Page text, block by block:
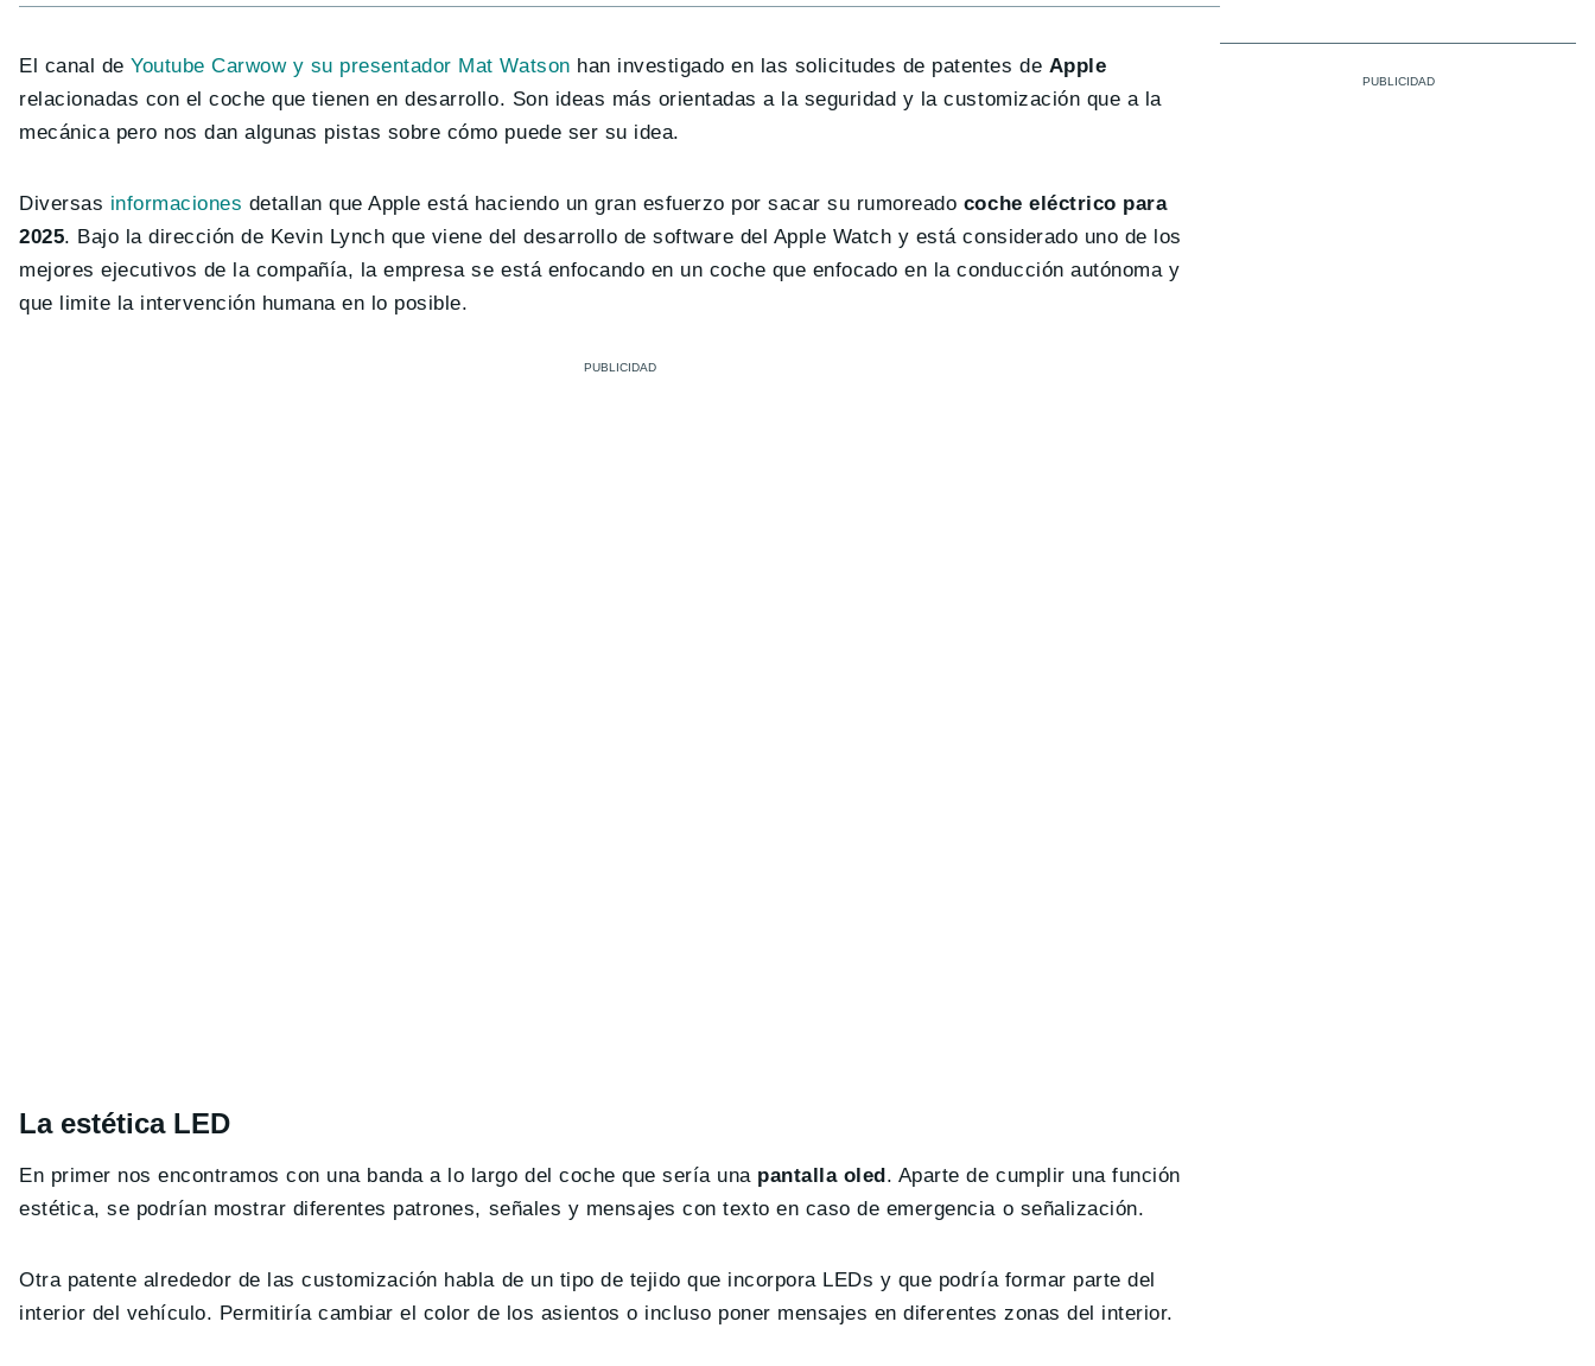
El canal deYoutube Carwow y su presentador Mat Watson han investigado en las solicitudes de patentes de Apple
relacionadas con el coche que tienen en desarrollo. Son ideas más orientadas a la seguridad y la customización que a la
mecánica pero nos dan algunas pistas sobre cómo puede ser su idea.
Diversas informaciones detallan que Apple está haciendo un gran esfuerzo por sacar su rumoreado coche eléctrico para
2025. Bajo la dirección de Kevin Lynch que viene del desarrollo de software del Apple Watch y está considerado uno de los
mejores ejecutivos de la compañía, la empresa se está enfocando en un coche que enfocado en la conducción autónoma y
que limite la intervención humana en lo posible.
La estética LED
En primer nos encontramos con una banda a lo largo del coche que sería una pantalla oled. Aparte de cumplir una función
estética, se podrían mostrar diferentes patrones, señales y mensajes con texto en caso de emergencia o señalización.
Otra patente alrededor de las customización habla de un tipo de tejido que incorpora LEDs y que podría formar parte del
interior del vehículo. Permitiría cambiar el color de los asientos o incluso poner mensajes en diferentes zonas del interior.